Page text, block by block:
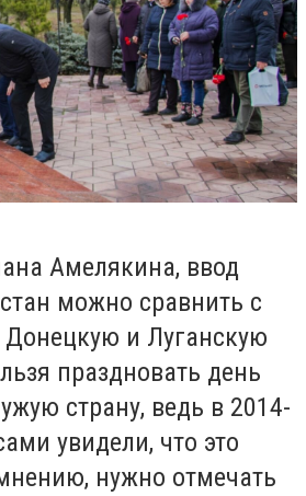
Амелякина, ввод
можно сравнить с
и Луганскую
праздновать день
страну, ведь в 2014-
увидели, что это
нужно отмечать